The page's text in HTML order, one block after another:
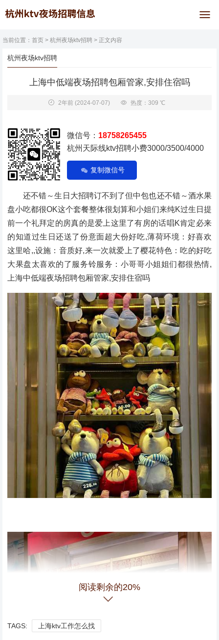
当前位置： 首页 > 杭州夜场ktv招聘 > 正文内容
杭州夜场ktv招聘
上海中低端夜场招聘包厢管家,安排住宿吗
2年前(2024-07-07) 热度：309 ℃
微信号： 18758265455
杭州天际线ktv招聘小费3000/3500/4000
复制微信号
还不错～生日大招聘订不到了但中包也还不错～酒水果
盘小吃都很OK这个套餐整体很划算和小姐们来纯K过生日提
前一个礼拜定的房真的是爱上这里了有房的话唱K肯定必来
的知道过生日还送了份意面超大份好吃,薄荷环境：好喜欢
这里哈,,设施：音质好,来一次就爱上了樱花特色：吃的好吃
大果盘太喜欢的了服务铃服务：小哥哥小姐姐们都很热情,
上海中低端夜场招聘包厢管家,安排住宿吗
阅读剩余的20%
TAGS: 上海ktv工作怎么找